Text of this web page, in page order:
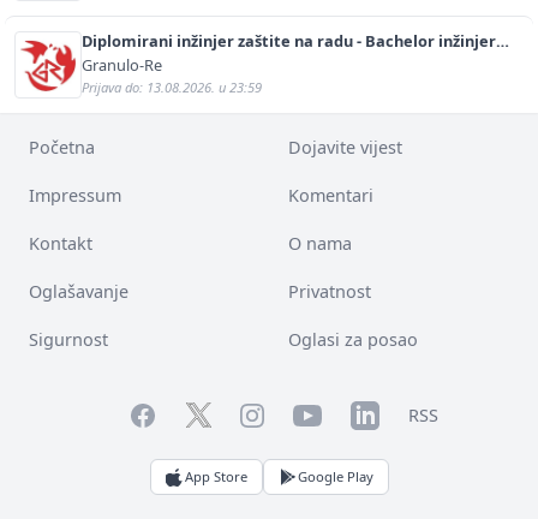
Diplomirani inžinjer zaštite na radu - Bachelor inžinjer
sigurnosti i pomoći (m/ž)
Granulo-Re
Prijava do: 13.08.2026. u 23:59
Početna Dojavite vijest
Impressum Komentari
Kontakt O nama
Oglašavanje Privatnost
Sigurnost Oglasi za posao
FacebookTwitterInstagramYouTubeLinkedInRSS
App Store Google Play